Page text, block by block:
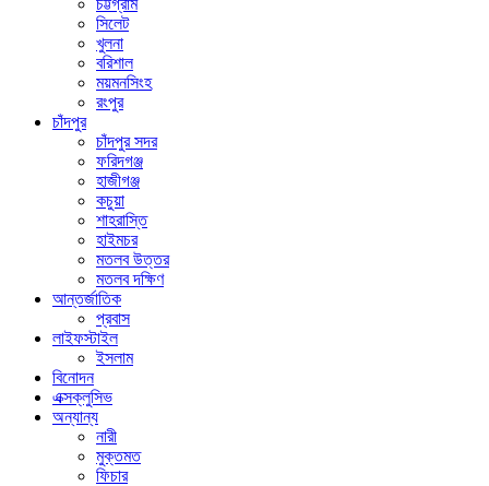
চট্টগ্রাম
সিলেট
খুলনা
বরিশাল
ময়মনসিংহ
রংপুর
চাঁদপুর
চাঁদপুর সদর
ফরিদগঞ্জ
হাজীগঞ্জ
কচুয়া
শাহরাস্তি
হাইমচর
মতলব উত্তর
মতলব দক্ষিণ
আন্তর্জাতিক
প্রবাস
লাইফস্টাইল
ইসলাম
বিনোদন
এক্সক্লুসিভ
অন্যান্য
নারী
মুক্তমত
ফিচার